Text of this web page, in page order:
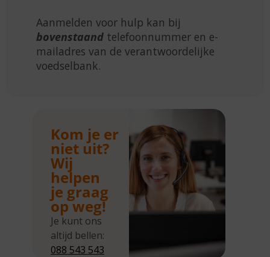
Aanmelden voor hulp kan bij
bovenstaand telefoonnummer en e-
mailadres van de verantwoordelijke
voedselbank.
Kom je er
niet uit?
Wij
helpen
je graag
op weg!
Je kunt ons
altijd bellen:
088 543 543